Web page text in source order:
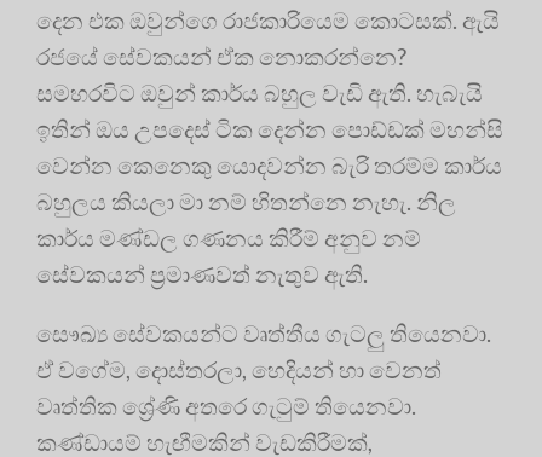
දෙන එක ඔවුන්ගෙ රාජකාරියෙම කොටසක්. ඇයි
රජයේ සේවකයන් ඒක නොකරන්නෙ?
සමහරවිට ඔවුන් කාර්ය බහුල වැඩි ඇති. හැබැයි
ඉතින් ඔය උපදෙස් ටික දෙන්න පොඩ්ඩක් මහන්සි
වෙන්න කෙනෙකු යොදවන්න බැරි තරම්ම කාර්ය
බහුලය කියලා මා නම් හිතන්නෙ නැහැ. නිල
කාර්ය මණ්ඩල ගණනය කිරීම් අනුව නම්
සේවකයන් ප්‍රමාණවත් නැතුව ඇති.
සෞඛ්‍ය සේවකයන්ට වෘත්තීය ගැටලු තියෙනවා.
ඒ වගේම, දොස්තරලා, හෙදියන් හා වෙනත්
වෘත්තික ශ්‍රේණි අතරෙ ගැටුම් තියෙනවා.
කණ්ඩායම් හැඟීමකින් වැඩකිරීමක්,